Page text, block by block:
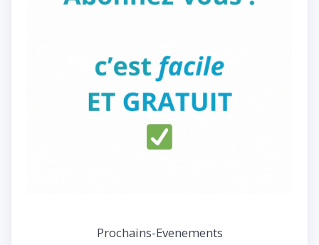
Prochains-Evenements